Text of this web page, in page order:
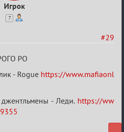
Игрок
7
#29
РО
- Rogue https://www.mafiaonl
- Леди. https://ww